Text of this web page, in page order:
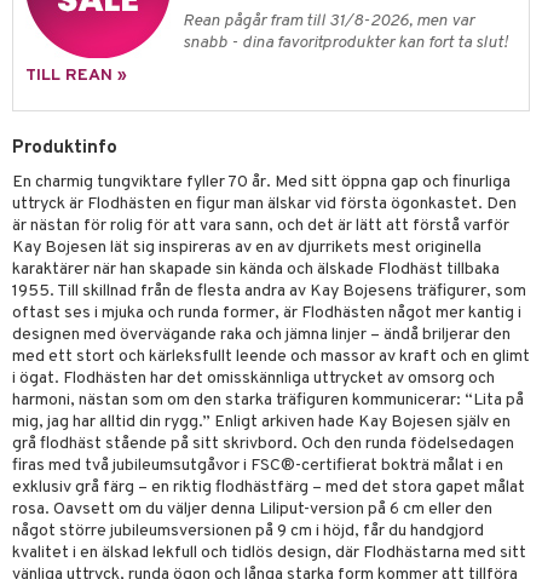
Rean pågår fram till 31/8-2026, men var
snabb - dina favoritprodukter kan fort ta slut!
TILL REAN »
Produktinfo
En charmig tungviktare fyller 70 år. Med sitt öppna gap och finurliga
uttryck är Flodhästen en figur man älskar vid första ögonkastet. Den
är nästan för rolig för att vara sann, och det är lätt att förstå varför
Kay Bojesen lät sig inspireras av en av djurrikets mest originella
karaktärer när han skapade sin kända och älskade Flodhäst tillbaka
1955. Till skillnad från de flesta andra av Kay Bojesens träfigurer, som
oftast ses i mjuka och runda former, är Flodhästen något mer kantig i
designen med övervägande raka och jämna linjer – ändå briljerar den
med ett stort och kärleksfullt leende och massor av kraft och en glimt
i ögat. Flodhästen har det omisskännliga uttrycket av omsorg och
harmoni, nästan som om den starka träfiguren kommunicerar: “Lita på
mig, jag har alltid din rygg.” Enligt arkiven hade Kay Bojesen själv en
grå flodhäst stående på sitt skrivbord. Och den runda födelsedagen
firas med två jubileumsutgåvor i FSC®-certifierat bokträ målat i en
exklusiv grå färg – en riktig flodhästfärg – med det stora gapet målat
rosa. Oavsett om du väljer denna Liliput-version på 6 cm eller den
något större jubileumsversionen på 9 cm i höjd, får du handgjord
kvalitet i en älskad lekfull och tidlös design, där Flodhästarna med sitt
vänliga uttryck, runda ögon och långa starka form kommer att tillföra
& Cognacglas
maskiner
och Brynen
& Grönsaksknivar
Muggar
/ Outdoor
tallrikar
Bakformar
& Skålar
& Täcken
& Örngott